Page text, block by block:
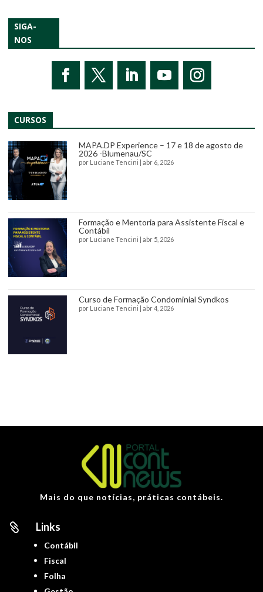
SIGA-
NOS
CURSOS
MAPA.DP Experience – 17 e 18 de agosto de
2026 -Blumenau/SC
por Luciane Tencini | abr 6, 2026
Formação e Mentoria para Assistente Fiscal e
Contábil
por Luciane Tencini | abr 5, 2026
Curso de Formação Condominial Syndkos
por Luciane Tencini | abr 4, 2026
Mais do que notícias, práticas contábeis.
 Links
Contábil
Fiscal
Folha